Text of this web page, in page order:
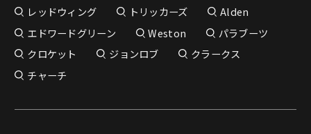
レッドウィング トリッカーズ
Alden
エドワードグリーン
Weston
パラブーツ
クロケット
ジョンロブ
クラークス
チャーチ